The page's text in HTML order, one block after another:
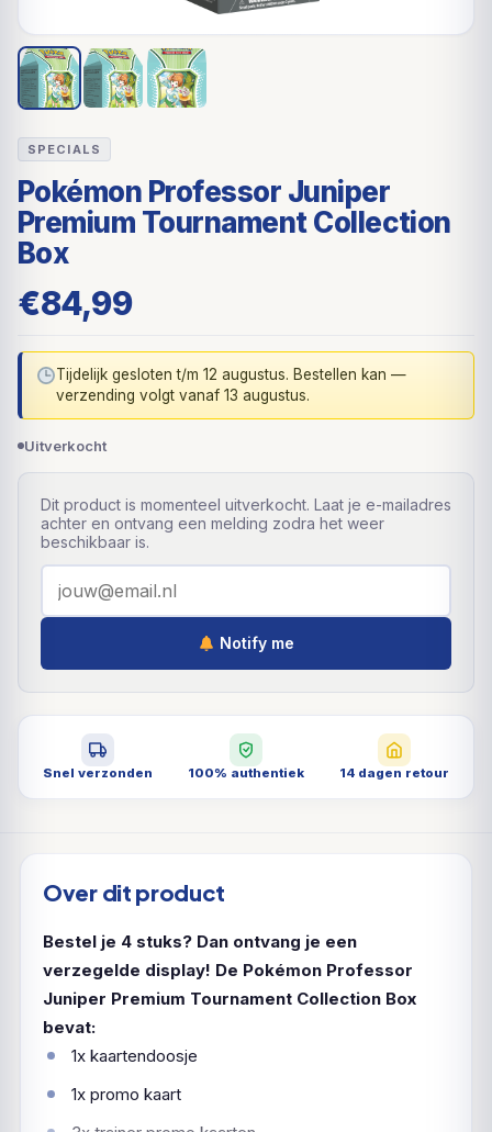
SPECIALS
Pokémon Professor Juniper
Premium Tournament Collection
Box
€84,99
Tijdelijk gesloten t/m 12 augustus. Bestellen kan —
verzending volgt vanaf 13 augustus.
Uitverkocht
Dit product is momenteel uitverkocht. Laat je e-mailadres
achter en ontvang een melding zodra het weer
beschikbaar is.
Notify me
Snel verzonden 100% authentiek 14 dagen retour
Over dit product
Bestel je 4 stuks? Dan ontvang je een
verzegelde display! De Pokémon Professor
Juniper Premium Tournament Collection Box
bevat:
1x kaartendoosje
1x promo kaart